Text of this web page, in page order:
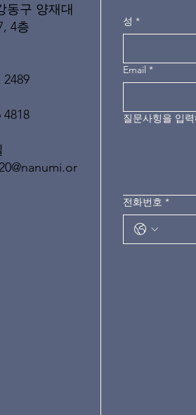
동구 양재대
4층
2489
4818
성 *
Email *
질문사힝을 입
전화번호 *